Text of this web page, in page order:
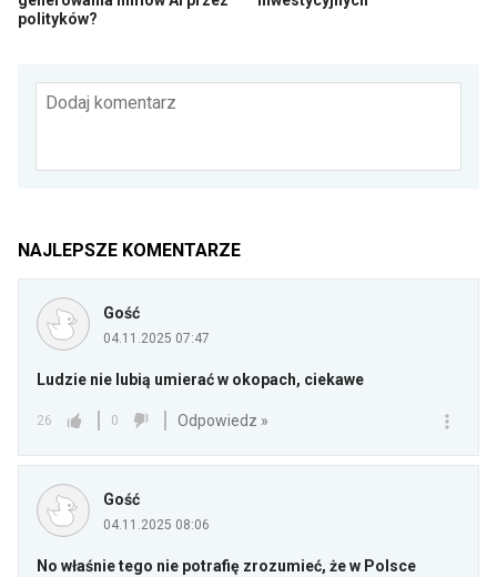
polityków?
Dodaj komentarz
NAJLEPSZE KOMENTARZE
Gość
04.11.2025 07:47
Ludzie nie lubią umierać w okopach, ciekawe
26 0 Odpowiedz »
Gość
04.11.2025 08:06
No właśnie tego nie potrafię zrozumieć, że w Polsce